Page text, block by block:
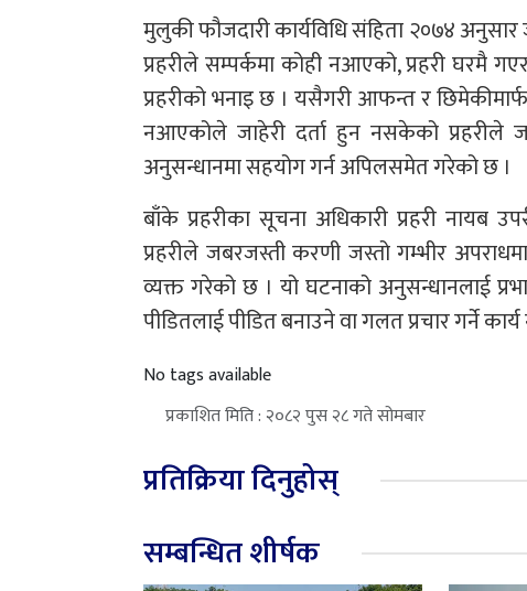
मुलुकी फौजदारी कार्यविधि संहिता २०७४ अनुसार
प्रहरीले सम्पर्कमा कोही नआएको, प्रहरी घरमै
प्रहरीको भनाइ छ । यसैगरी आफन्त र
नआएकोले जाहेरी दर्ता हुन नसकेको प्रहरीले
अनुसन्धानमा सहयोग गर्न अपिलसमेत गरेको छ ।
बाँके प्रहरीका सूचना अधिकारी प्रहरी नायब
प्रहरीले जबरजस्ती करणी जस्तो गम्भीर
व्यक्त गरेको छ । यो घटनाको अनुसन्धानलाई
पीडितलाई पीडित बनाउने वा गलत प्रचार गर्ने
No tags available
प्रकाशित मिति : २०८२ पुस २८ गते सोमबार
प्रतिक्रिया दिनुहोस्
सम्बन्धित शीर्षक